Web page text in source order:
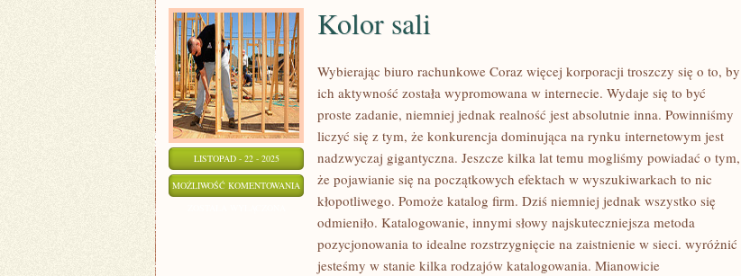
LISTOPAD - 22 - 2025
MOŻLIWOŚĆ KOMENTOWANIA KOLOR
SALI
Kolor sali
Wybierając biuro rachunkowe Coraz więcej korporacji troszczy się o to, by
ich aktywność została wypromowana w internecie. Wydaje się to być
proste zadanie, niemniej jednak realność jest absolutnie inna. Powinniśmy
liczyć się z tym, że konkurencja dominująca na rynku internetowym jest
nadzwyczaj gigantyczna. Jeszcze kilka lat temu mogliśmy powiadać o tym,
że pojawianie się na początkowych efektach w wyszukiwarkach to nic
kłopotliwego. Pomoże katalog firm. Dziś niemniej jednak wszystko się
odmieniło. Katalogowanie, innymi słowy najskuteczniejsza metoda
pozycjonowania to idealne rozstrzygnięcie na zaistnienie w sieci. wyróżnić
jesteśmy w stanie kilka rodzajów katalogowania. Mianowicie